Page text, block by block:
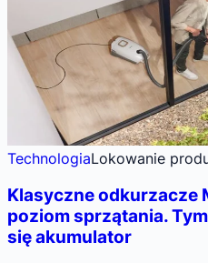
TechnologiaLokowanie
Klasyczne odkurzacze
poziom sprzątania.
się akumulator